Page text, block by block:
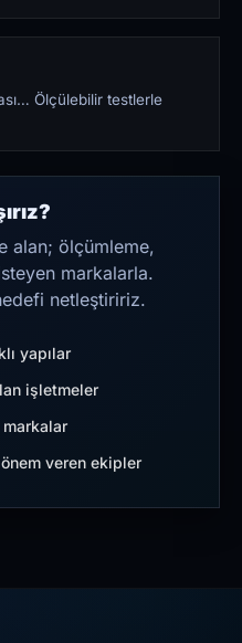
Ölçülebilir testlerle
alan; ölçümleme,
markalarla.
netleştiririz.
yapılar
işletmeler
veren ekipler